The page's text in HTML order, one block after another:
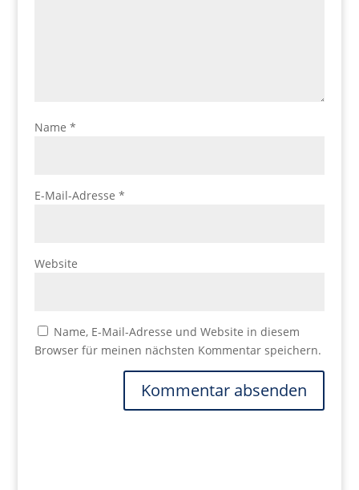
Name *
E-Mail-Adresse *
Website
Name, E-Mail-Adresse und Website in diesem
Browser für meinen nächsten Kommentar speichern.